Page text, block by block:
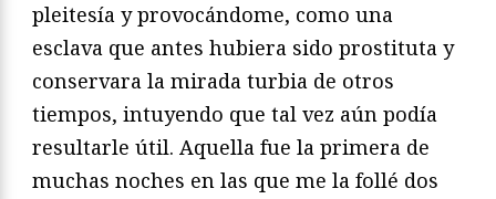
pleitesía y provocándome, como una
esclava que antes hubiera sido prostituta y
conservara la mirada turbia de otros
tiempos, intuyendo que tal vez aún podía
resultarle útil. Aquella fue la primera de
muchas noches en las que me la follé dos